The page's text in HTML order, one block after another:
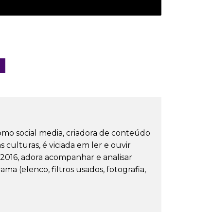
social media, criadora de conteúdo
culturas, é viciada em ler e ouvir
adora acompanhar e analisar
(elenco, filtros usados, fotografia,